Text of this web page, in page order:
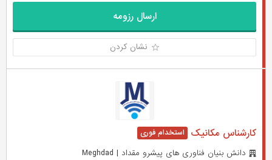
ارسال رزومه
نشان کردن
کارشناس مکانیک
دانش بنیان فناوری های پیشرو مقداد | Meghdad